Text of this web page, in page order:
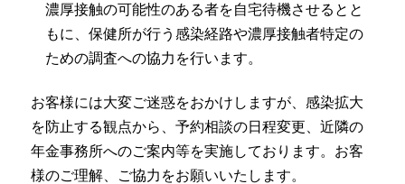
濃厚接触の可能性のある者を自宅待機させるとと
もに、保健所が行う感染経路や濃厚接触者特定の
ための調査への協力を行います。
お客様には大変ご迷惑をおかけしますが、感染拡大
を防止する観点から、予約相談の日程変更、近隣の
年金事務所へのご案内等を実施しております。お客
様のご理解、ご協力をお願いいたします。